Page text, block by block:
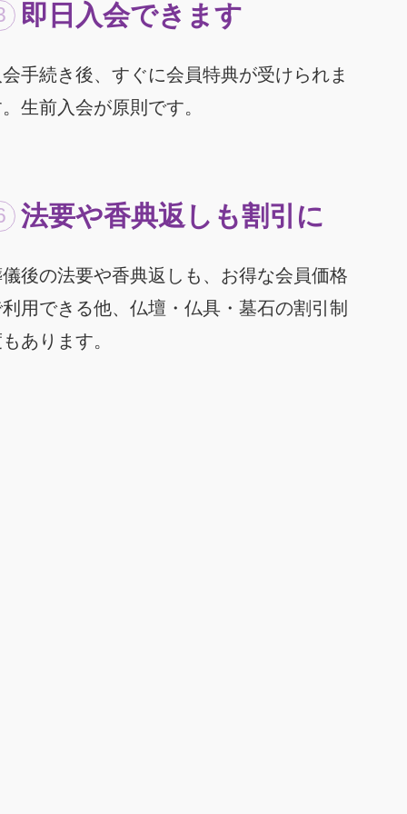
即日入会できます
手続き後、すぐに会員特典が受けられま
生前入会が原則です。
法要や香典返しも割引に
後の法要や香典返しも、お得な会員価格
用できる他、仏壇・仏具・墓石の割引制
あります。